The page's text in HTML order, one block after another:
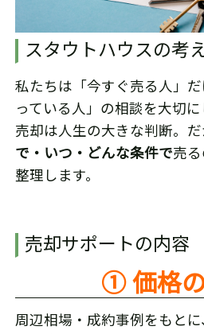
スタウトハウスの考
私たちは「今すぐ売る人」
っている人」の相談を大切に
売却は人生の大きな判断。だ
で・いつ・どんな条件で売
整理します。
売却サポートの内容
① 価格
周辺相場・成約事例をもと